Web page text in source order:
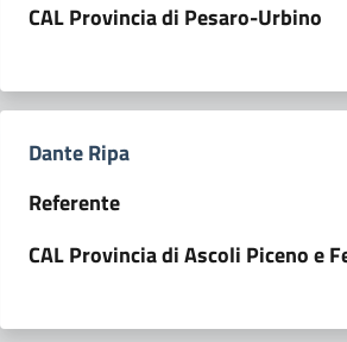
CAL Provincia di Pesaro-Urbino
Dante Ripa
Referente
CAL Provincia di Ascoli Piceno e